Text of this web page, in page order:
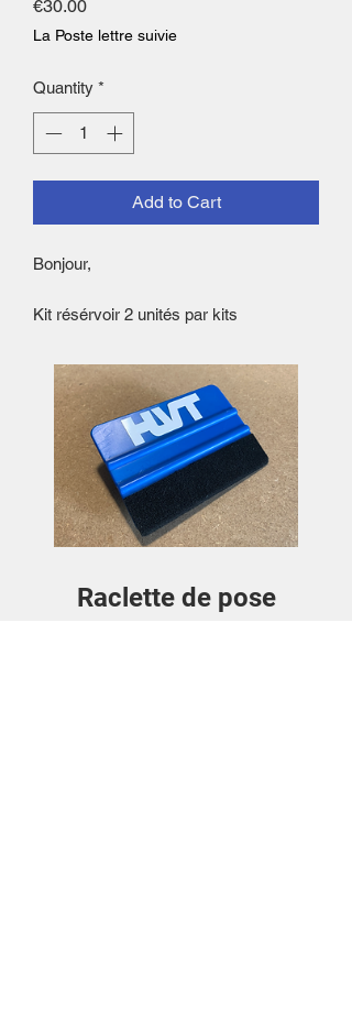
€30.00Price
La Poste lettre suivie
Quantity *
Add to Cart
Bonjour,
Kit résérvoir 2 unités par kits
Raclette de pose